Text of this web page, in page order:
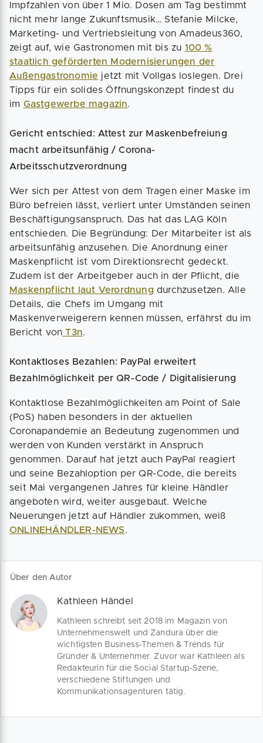
Impfzahlen von über 1 Mio. Dosen am Tag bestimmt
nicht mehr lange Zukunftsmusik… Stefanie Milcke,
Marketing- und Vertriebsleitung von Amadeus360,
zeigt auf, wie Gastronomen mit bis zu 100 %
staatlich geförderten Modernisierungen der
Außengastronomie jetzt mit Vollgas loslegen. Drei
Tipps für ein solides Öffnungskonzept findest du
im Gastgewerbe magazin.
Gericht entschied: Attest zur Maskenbefreiung
macht arbeitsunfähig / Corona-
Arbeitsschutzverordnung
Wer sich per Attest von dem Tragen einer Maske im
Büro befreien lässt, verliert unter Umständen seinen
Beschäftigungsanspruch. Das hat das LAG Köln
entschieden. Die Begründung: Der Mitarbeiter ist als
arbeitsunfähig anzusehen. Die Anordnung einer
Maskenpflicht ist vom Direktionsrecht gedeckt.
Zudem ist der Arbeitgeber auch in der Pflicht, die
Maskenpflicht laut Verordnung durchzusetzen. Alle
Details, die Chefs im Umgang mit
Maskenverweigerern kennen müssen, erfährst du im
Bericht von T3n.
Kontaktloses Bezahlen: PayPal erweitert
Bezahlmöglichkeit per QR-Code / Digitalisierung
Kontaktlose Bezahlmöglichkeiten am Point of Sale
(PoS) haben besonders in der aktuellen
Coronapandemie an Bedeutung zugenommen und
werden von Kunden verstärkt in Anspruch
genommen. Darauf hat jetzt auch PayPal reagiert
und seine Bezahloption per QR-Code, die bereits
seit Mai vergangenen Jahres für kleine Händler
angeboten wird, weiter ausgebaut. Welche
Neuerungen jetzt auf Händler zukommen, weiß
ONLINEHÄNDLER-NEWS.
Über den Autor
Kathleen Händel
Kathleen schreibt seit 2018 im Magazin von
Unternehmenswelt und Zandura über die
wichtigsten Business-Themen & Trends für
Gründer & Unternehmer. Zuvor war Kathleen als
Redakteurin für die Social Startup-Szene,
verschiedene Stiftungen und
Kommunikationsagenturen tätig.